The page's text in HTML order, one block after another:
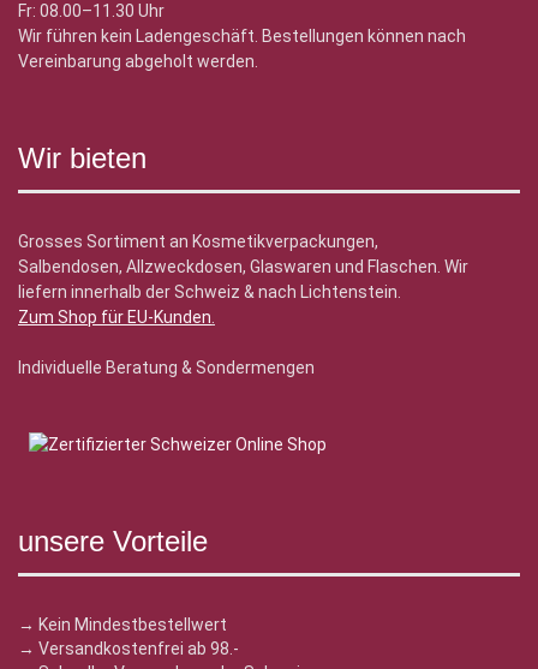
Fr: 08.00–11.30 Uhr
Wir führen kein Ladengeschäft. Bestellungen können nach
Vereinbarung abgeholt werden.
Wir bieten
Grosses Sortiment an Kosmetikverpackungen,
Salbendosen, Allzweckdosen, Glaswaren und Flaschen. Wir
liefern innerhalb der Schweiz & nach Lichtenstein.
Zum Shop für EU-Kunden.
Individuelle Beratung & Sondermengen
unsere Vorteile
→ Kein Mindestbestellwert
→ Versandkostenfrei ab 98.-